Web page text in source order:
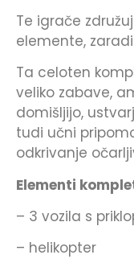
Te igrače
elemente,
Ta celoten
veliko zabave,
domišljijo,
tudi učni
odkrivanje
Elementi
– 3 vozila s
– helikopter